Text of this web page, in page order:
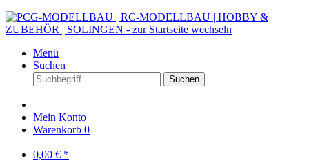
Menü
Suchen
Suchen
Mein Konto
Warenkorb 0
0,00 € *